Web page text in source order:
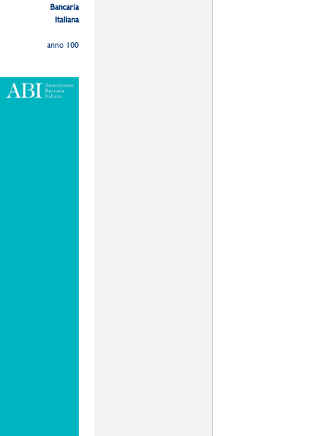
Bancaria
Italiana
anno 100